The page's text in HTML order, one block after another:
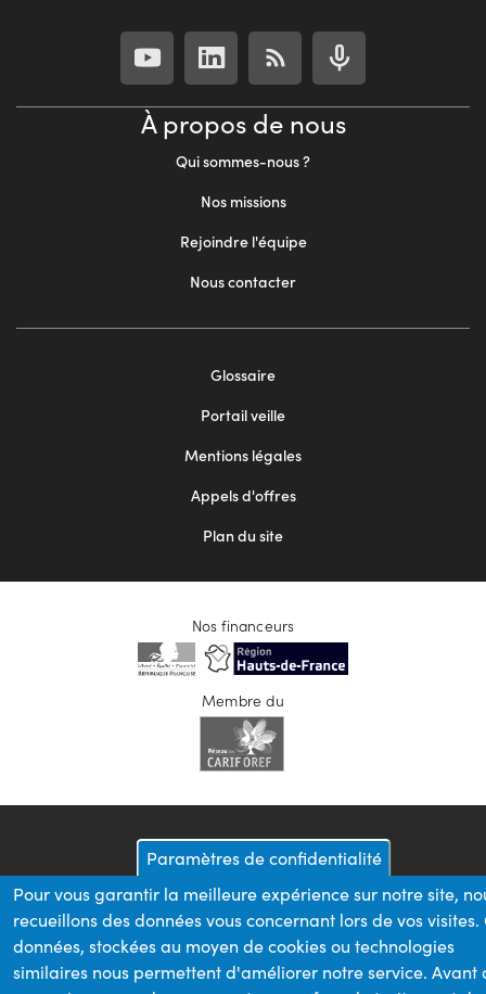
À propos de nous
Qui sommes-nous ?
Nos missions
Rejoindre l'équipe
Nous contacter
Glossaire
Portail veille
Mentions légales
Appels d'offres
Plan du site
Nos financeurs
Membre du
Paramètres de confidentialité
Pour vous garantir la meilleure expérience sur notre site,
recueillons des données vous concernant lors de vos visites.
données, stockées au moyen de cookies ou technologies
similaires nous permettent d'améliorer notre service. Avant